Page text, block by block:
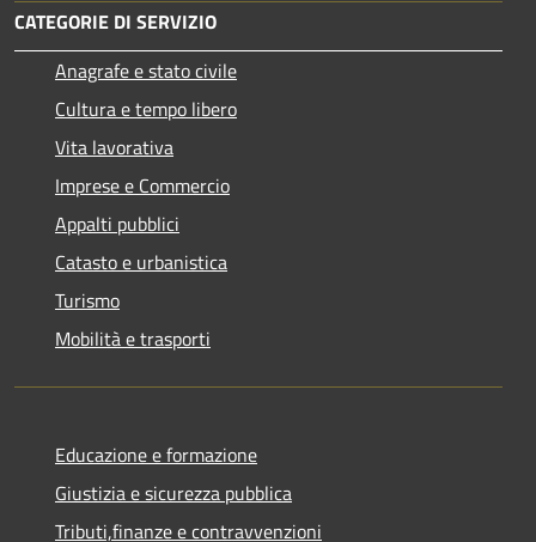
CATEGORIE DI SERVIZIO
Anagrafe e stato civile
Cultura e tempo libero
Vita lavorativa
Imprese e Commercio
Appalti pubblici
Catasto e urbanistica
Turismo
Mobilità e trasporti
Educazione e formazione
Giustizia e sicurezza pubblica
Tributi,finanze e contravvenzioni